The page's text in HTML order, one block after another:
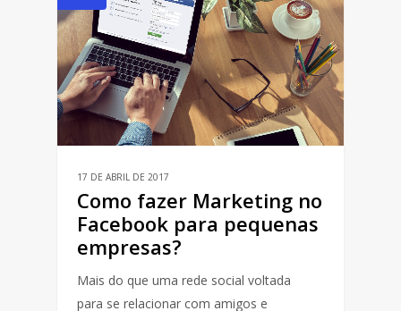
17 DE ABRIL DE 2017
Como fazer Marketing no
Facebook para pequenas
empresas?
Mais do que uma rede social voltada
para se relacionar com amigos e